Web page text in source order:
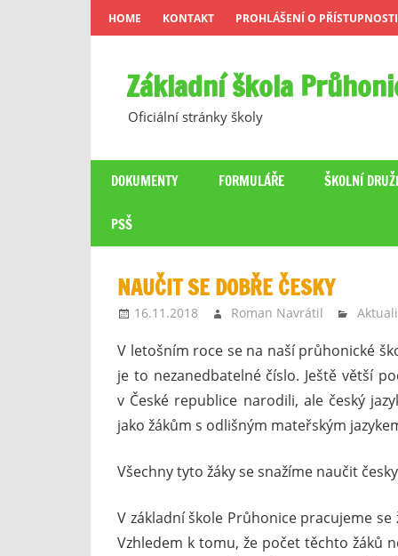
Skip
to
HOME KONTAKT PROHLÁŠENÍ O PŘÍSTUPNOSTI
Základní škola
Oficiální stránky školy
DOKUMENTY FORMULÁŘE ŠKOLNÍ
PSŠ
NAUČIT SE DOBŘE ČESKY
16.11.2018 Roman Navrátil
V letošním roce se na naší průhonické
je to nezanedbatelné číslo. Ještě větší
v České republice narodili, ale český
jako žákům s odlišným mateřským
Všechny tyto žáky se snažíme naučit
V základní škole Průhonice pracujeme
Vzhledem k tomu, že počet těchto žáků